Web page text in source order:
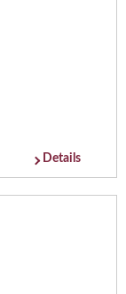
Details